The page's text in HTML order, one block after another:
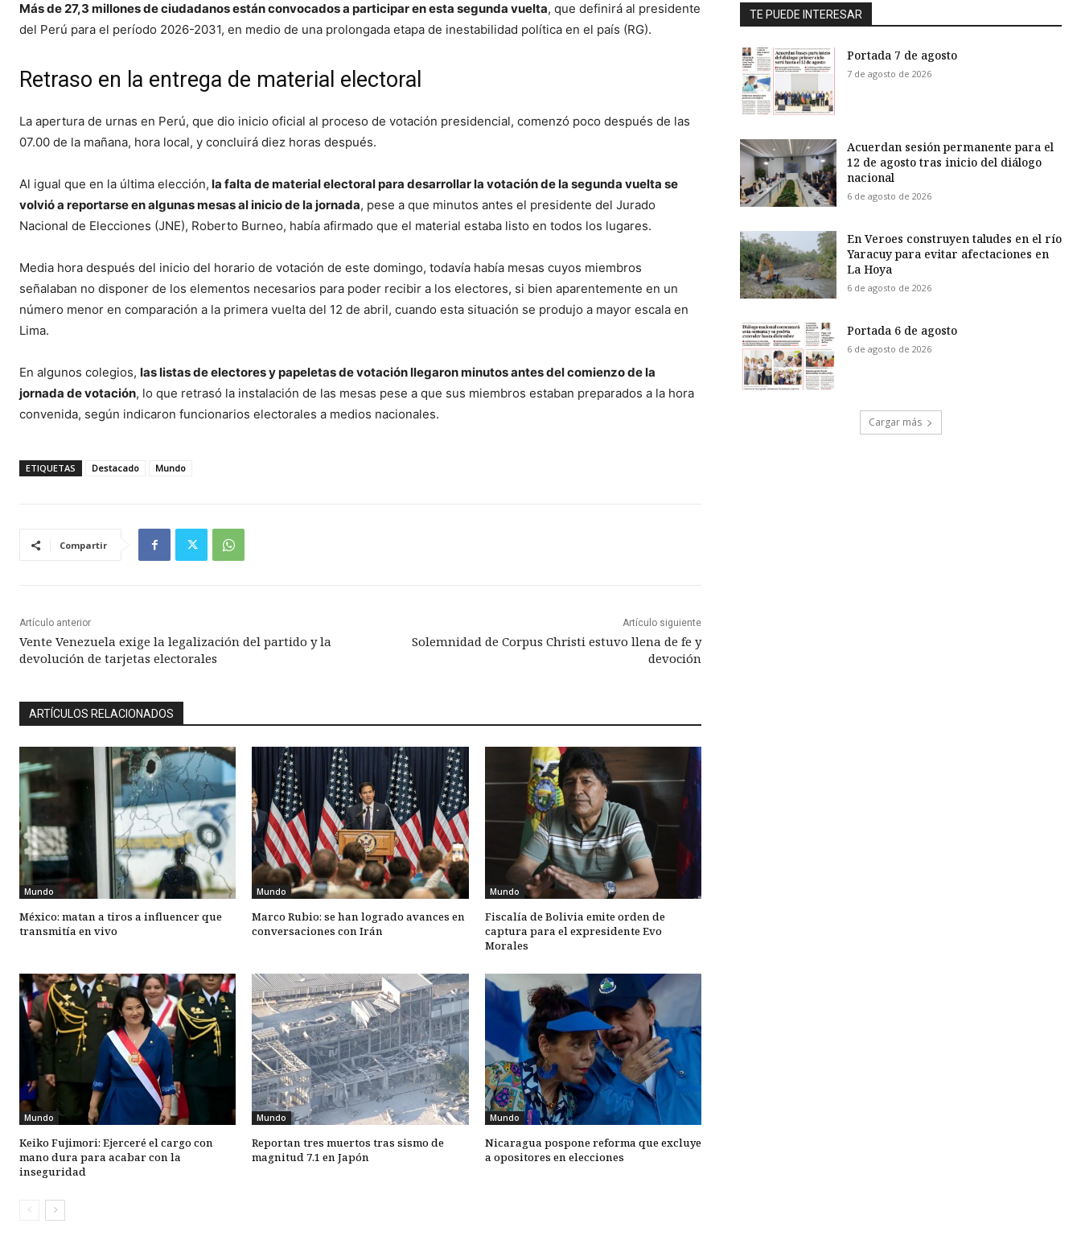
Más de 27,3 millones de ciudadanos están convocados a participar en esta segunda vuelta, que definirá al presidente
del Perú para el período 2026-2031, en medio de una prolongada etapa de inestabilidad política en el país (RG).
Retraso en la entrega de material electoral
La apertura de urnas en Perú, que dio inicio oficial al proceso de votación presidencial, comenzó poco después de las
07.00 de la mañana, hora local, y concluirá diez horas después.
Al igual que en la última elección, la falta de material electoral para desarrollar la votación de la segunda vuelta se
volvió a reportarse en algunas mesas al inicio de la jornada, pese a que minutos antes el presidente del Jurado
Nacional de Elecciones (JNE), Roberto Burneo, había afirmado que el material estaba listo en todos los lugares.
Media hora después del inicio del horario de votación de este domingo, todavía había mesas cuyos miembros
señalaban no disponer de los elementos necesarios para poder recibir a los electores, si bien aparentemente en un
número menor en comparación a la primera vuelta del 12 de abril, cuando esta situación se produjo a mayor escala en
Lima.
En algunos colegios, las listas de electores y papeletas de votación llegaron minutos antes del comienzo de la
jornada de votación, lo que retrasó la instalación de las mesas pese a que sus miembros estaban preparados a la hora
convenida, según indicaron funcionarios electorales a medios nacionales.
ETIQUETAS Destacado Mundo
Compartir
Artículo anterior
Vente Venezuela exige la legalización del partido y la
devolución de tarjetas electorales
Artículo siguiente
Solemnidad de Corpus Christi estuvo llena de fe y
devoción
ARTÍCULOS RELACIONADOS
Mundo
México: matan a tiros a influencer que
transmitía en vivo
Mundo
Marco Rubio: se han logrado avances en
conversaciones con Irán
Mundo
Fiscalía de Bolivia emite orden de
captura para el expresidente Evo
Morales
Mundo
Keiko Fujimori: Ejerceré el cargo con
mano dura para acabar con la
inseguridad
Mundo
Reportan tres muertos tras sismo de
magnitud 7.1 en Japón
Mundo
Nicaragua pospone reforma que excluye
a opositores en elecciones
TE PUEDE INTERESAR
Portada 7 de agosto
7 de agosto de 2026
Acuerdan sesión permanente para el
12 de agosto tras inicio del diálogo
nacional
6 de agosto de 2026
En Veroes construyen taludes en el río
Yaracuy para evitar afectaciones en
La Hoya
6 de agosto de 2026
Portada 6 de agosto
6 de agosto de 2026
Cargar más